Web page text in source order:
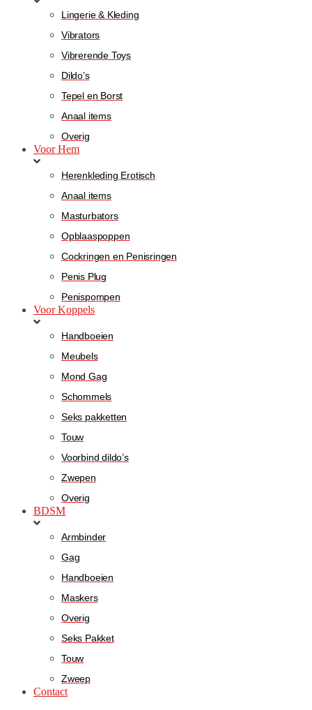
Lingerie & Kleding
Vibrators
Vibrerende Toys
Dildo’s
Tepel en Borst
Anaal items
Overig
Voor Hem
Herenkleding Erotisch
Anaal items
Masturbators
Opblaaspoppen
Cockringen en Penisringen
Penis Plug
Penispompen
Voor Koppels
Handboeien
Meubels
Mond Gag
Schommels
Seks pakketten
Touw
Voorbind dildo’s
Zwepen
Overig
BDSM
Armbinder
Gag
Handboeien
Maskers
Overig
Seks Pakket
Touw
Zweep
Contact